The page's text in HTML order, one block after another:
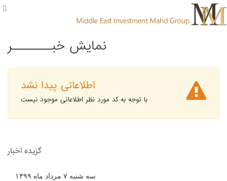

نمایش خبـــــــر
N اطلاعاتی پیدا نشد
با توجه به کد مورد نظر اطلاعاتی موجود نیست
گزیده اخبار
سه شنبه ۷ مرداد ماه ۱۳۹۹